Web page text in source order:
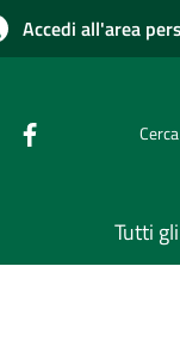
Accedi all'area
Cerca
Tutti